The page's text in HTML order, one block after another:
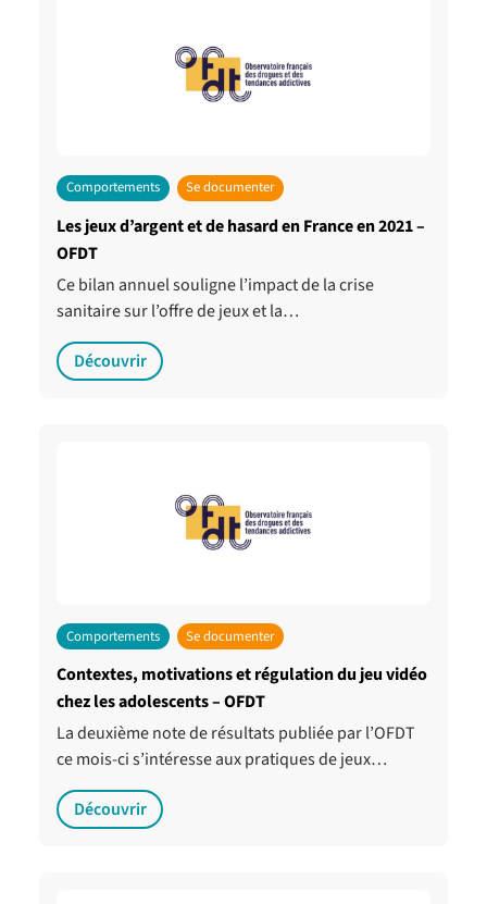
Comportements Se documenter
Les jeux d’argent et de hasard en France en 2021 –
OFDT
Ce bilan annuel souligne l’impact de la crise
sanitaire sur l’offre de jeux et la…
Découvrir
Comportements Se documenter
Contextes, motivations et régulation du jeu vidéo
chez les adolescents – OFDT
La deuxième note de résultats publiée par l’OFDT
ce mois-ci s’intéresse aux pratiques de jeux…
Découvrir